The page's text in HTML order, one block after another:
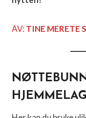
AV: TINE MERETE